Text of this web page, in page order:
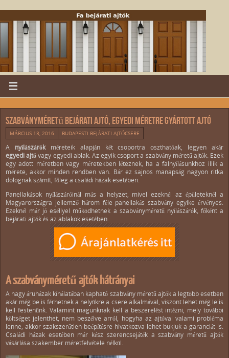
Szabványméretű bejárati ajtó, egyedi méretre gyártott ajtó
MÁRCIUS 13, 2016 BUDAPESTI BEJÁRATI AJTÓCSERE
A nyílászárókméreteik alapján két csoportra oszthatóak, legyen akár
egyedi ajtóvagy egyedi ablak. Az egyik csoport a szabvány méretű ajtók. Ezek
egy adott méretben vagy méretekben léteznek, ha a falnyílásunkhoz illik a
mérete, akkor minden rendben van. Bár ez sajnos manapság nagyon ritka
dolognak számít, főleg a családi házak esetében.
Panellakások nyílászáróinál más a helyzet, mivel ezeknél az épületeknél a
Magyarországra jellemző három féle panellakás szabvány egyike érvényes.
Ezeknél már jó eséllyel működhetnek a szabványméretű nyílászárók, főként a
bejárati ajtók és az ablakok esetében.
A szabványméretű ajtók hátrányai
A nagy áruházak kínálatában kapható szabvány méretű ajtók a legtöbb esetben
akár még be is férhetnek a helyükre a csere alkalmával, viszont lehet még le is
kell festenünk. Valamint magunknak kell a beszerelést intézni, mely további
költséget jelenthet, nem beszélve arról, hogyha az ajtóval valami probléma
lenne, akkor szakszerűtlen beépítésre hivatkozva lehet bukjuk a garanciát is.
Családi házak esetében már kész szerencsejáték a szabvány méretű ajtók
vásárlása szakember méretfelvétele nélkül.